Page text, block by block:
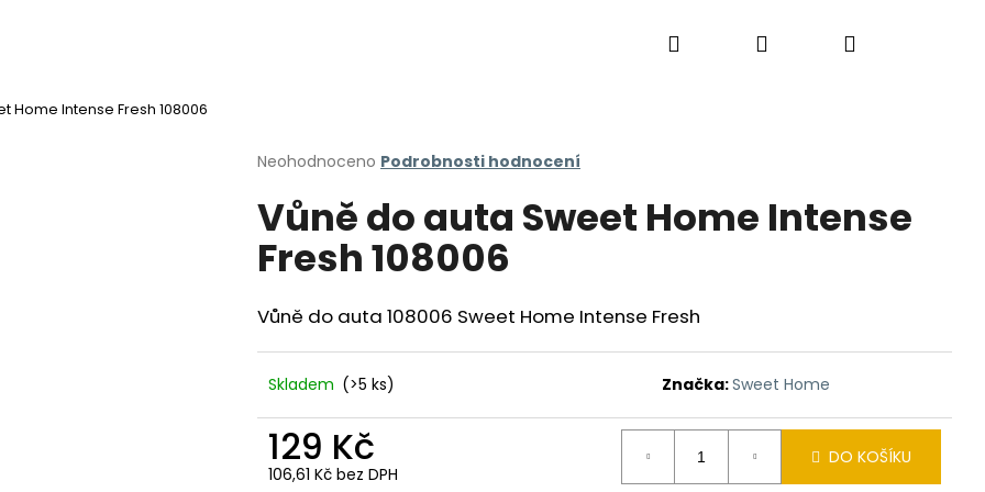
Hledat PřihlášeníNákupní
Home Intense Fresh 108006
Průměrné
produktu
je
0,0
hvězdiček.
Neohodnoceno Podrobnosti hodnocení
Vůně do auta Sweet Home Intense
Fresh 108006
Vůně do auta 108006 Sweet Home Intense Fresh
Skladem (>5 ks) Značka:Sweet Home
129 Kč
106,61 Kč bez DPH
DO KOŠÍKU
Co potřebujete najít?
HLEDAT